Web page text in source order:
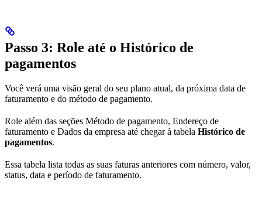
Passo 3: Role até o Histórico de
pagamentos
Você verá uma visão geral do seu plano atual, da próxima data de
faturamento e do método de pagamento.
Role além das seções Método de pagamento, Endereço de
faturamento e Dados da empresa até chegar à tabela Histórico de
pagamentos.
Essa tabela lista todas as suas faturas anteriores com número, valor,
status, data e período de faturamento.